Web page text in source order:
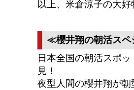
以上、米倉涼子の大
≪櫻井翔の朝活ス
日本全国の朝活スポ
見！
夜型人間の櫻井翔が